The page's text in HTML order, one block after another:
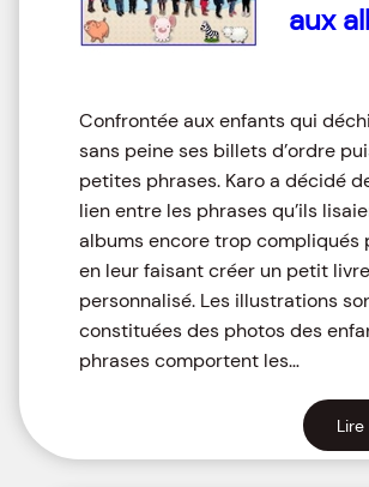
aux
Confrontée aux enfants qui
sans peine ses billets d’ordre
petites phrases. Karo a décidé
lien entre les phrases qu’ils
albums encore trop compliqués
en leur faisant créer un petit livre
personnalisé. Les illustrations
constituées des photos des
phrases comportent les…